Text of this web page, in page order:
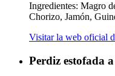
Ingredientes: Magro
Chorizo, Jamón,
Visitar la web oficial
Perdiz estofada